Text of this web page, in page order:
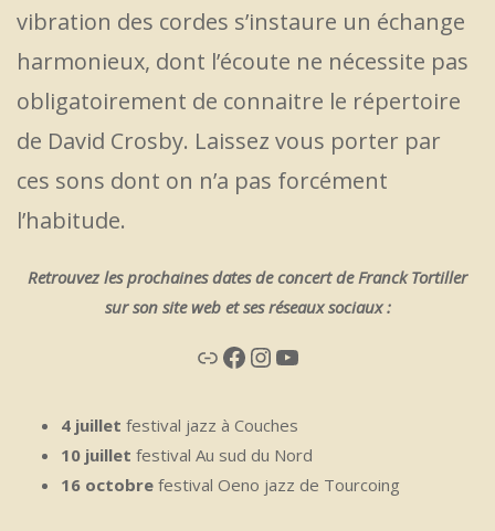
vibration des cordes s’instaure un échange
harmonieux, dont l’écoute ne nécessite pas
obligatoirement de connaitre le répertoire
de David Crosby. Laissez vous porter par
ces sons dont on n’a pas forcément
l’habitude.
Retrouvez les prochaines dates de concert de Franck Tortiller
sur son site web et ses réseaux sociaux :
LienFacebook
Instagram
YouTube
4 juillet festival jazz à Couches
10 juillet festival Au sud du Nord
16 octobre festival Oeno jazz de Tourcoing